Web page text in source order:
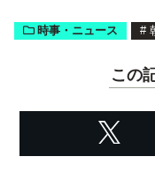
時事・ニュース #
この